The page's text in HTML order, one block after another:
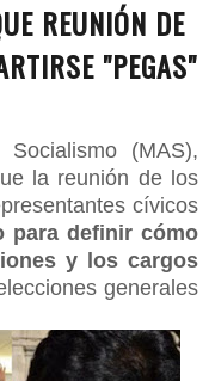
REUNIÓN DE
"PEGAS"
(MAS),
la reunión de los
cívicos
para definir cómo
y los cargos
generales